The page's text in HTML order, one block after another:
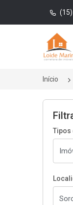
Início
Tipos